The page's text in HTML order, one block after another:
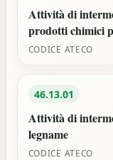
Attività di
prodotti chimici
CODICE ATECO
46.13.01
Attività di
legname
CODICE ATECO